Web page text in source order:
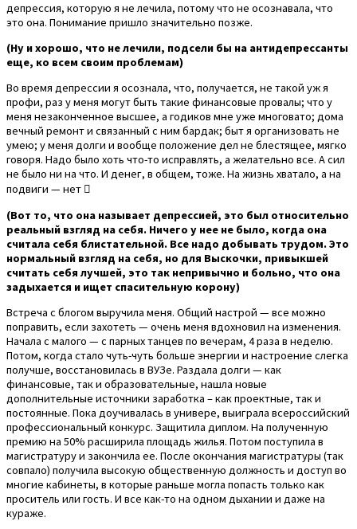
депрессия, которую я не лечила, потому что не осознавала, что
это она. Понимание пришло значительно позже.
(Ну и хорошо, что не лечили, подсели бы на антидепрессанты
еще, ко всем своим проблемам)
Во время депрессии я осознала, что, получается, не такой уж я
профи, раз у меня могут быть такие финансовые провалы; что у
меня незаконченное высшее, а годиков мне уже многовато; дома
вечный ремонт и связанный с ним бардак; быт я организовать не
умею; у меня долги и вообще положение дел не блестящее, мягко
говоря. Надо было хоть что-то исправлять, а желательно все. А сил
не было ни на что. И денег, в общем, тоже. На жизнь хватало, а на
подвиги — нет 
(Вот то, что она называет депрессией, это был относительно
реальный взгляд на себя. Ничего у нее не было, когда она
считала себя блистательной. Все надо добывать трудом. Это
нормальный взгляд на себя, но для Выскочки, привыкшей
считать себя лучшей, это так непривычно и больно, что она
задыхается и ищет спасительную корону)
Встреча с блогом выручила меня. Общий настрой — все можно
поправить, если захотеть — очень меня вдохновил на изменения.
Начала с малого — с парных танцев по вечерам, 4 раза в неделю.
Потом, когда стало чуть-чуть больше энергии и настроение слегка
получше, восстановилась в ВУЗе. Раздала долги — как
финансовые, так и образовательные, нашла новые
дополнительные источники заработка – как проектные, так и
постоянные. Пока доучивалась в универе, выиграла всероссийский
профессиональный конкурс. Защитила диплом. На полученную
премию на 50% расширила площадь жилья. Потом поступила в
магистратуру и закончила ее. После окончания магистратуры (так
совпало) получила высокую общественную должность и доступ во
многие кабинеты, в которые раньше могла попасть только как
проситель или гость. И все как-то на одном дыхании и даже на
кураже.